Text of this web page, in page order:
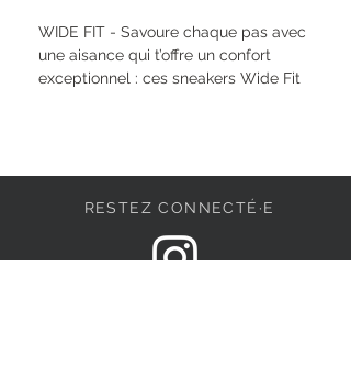
WIDE FIT - Savoure chaque pas avec
une aisance qui t’offre un confort
exceptionnel : ces sneakers Wide Fit
sensation vraiment bequem tout au
long de la journée. Le design
moderne, l’ouverture facile Step In et
RESTEZ CONNECTÉ·E